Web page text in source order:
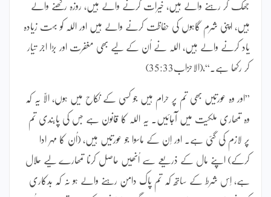
جھک کر رہنے والے ہیں، خیرات کرنے والے ہیں، روزہ رکھنے والے
ہیں، اپنی شرم گاہوں کی حفاظت کرنے والے ہیں اور اللہ کو بہت زیادہ
یاد کرنے والے ہیں، اللہ نے اُن کے لیے بھی مغفرت اور بڑا اجر تیار
کر رکھا ہے۔“،(الاحزاب35:33)
”اور وہ عورتیں بھی تم پر حرام ہیں جو کسی کے نکاح میں ہوں، الاّ یہ کہ
وہ تمھاری ملکیت میں آجائیں۔ یہ اللہ کا قانون ہے جس کی پابندی تم
پر لازم کی گئی ہے۔ اور اِن کے ماسوا جو عورتیں ہیں، (اُن کا مہر ادا
کرکے) اپنے مال کے ذریعے سے اُنھیں حاصل کرنا تمھارے لیے حلال
ہے، اِس شرط کے ساتھ کہ تم پاک دامن رہنے والے ہو نہ کہ بدکاری